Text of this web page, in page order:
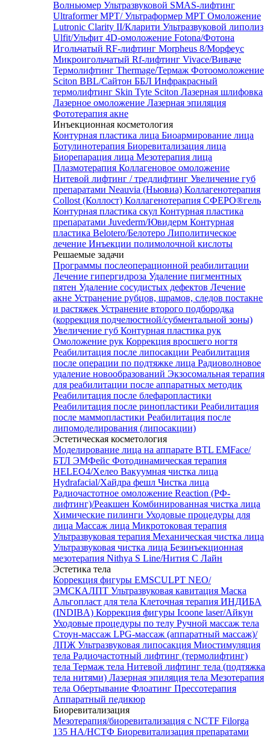
Волньюмер Ультразвуковой SMAS-лифтинг
Ultraformer MPT/ Ультраформер MPT Омоложение
Lutronic Clarity II/Кларити Ультразвуковой липолиз
Ulfit/Ульфит 4D-омоложение Fotona/Фотона
Игольчатый RF-лифтинг Morpheus 8/Морфеус
Микроигольчатый Rf-лифтинг Vivace/Виваче
Термолифтинг Thermage/Термаж Фотоомоложение
Sciton BBL/Сайтон ББЛ Инфракрасный
термолифтинг Skin Tyte Sciton Лазерная шлифовка
Лазерное омоложение Лазерная эпиляция
Фототерапия акне
Инъекционная косметология
Контурная пластика лица Биоармирование лица
Ботулинотерапия Биоревитализация лица
Биорепарация лица Мезотерапия лица
Плазмотерапия Коллагеновое омоложение
Нитевой лифтинг / тредлифтинг Увеличение губ
препаратами Neauvia (Ньювиа) Коллагенотерапия
Collost (Коллост) Коллагенотерапия СФЕРО®гель
Контурная пластика скул Контурная пластика
препаратами Juvederm/Ювидерм Контурная
пластика Belotero/Белотеро Липолитическое
лечение Инъекции полимолочной кислоты
Решаемые задачи
Программы послеоперационной реабилитации
Лечение гипергидроза Удаление пигментных
пятен Удаление сосудистых дефектов Лечение
акне Устранение рубцов, шрамов, следов постакне
и растяжек Устранение второго подбородка
(коррекция подчелюстной/субментальной зоны)
Увеличение губ Контурная пластика рук
Омоложение рук Коррекция вросшего ногтя
Реабилитация после липосакции Реабилитация
после операции по подтяжке лица Радиоволновое
удаление новообразований Экзосомальная терапия
для реабилитации после аппаратных методик
Реабилитация после блефаропластики
Реабилитация после ринопластики Реабилитация
после маммопластики Реабилитация после
липомоделирования (липосакции)
Эстетическая косметология
Моделирование лица на аппарате BTL EMFace/
БТЛ ЭМФейс Фотодинамическая терапия
HELEO4/Хелео Вакуумная чистка лица
Hydrafacial/Хайдра фешл Чистка лица
Радиочастотное омоложение Reaction (РФ-
лифтинг)/Реакшен Комбинированная чистка лица
Химические пилинги Уходовые процедуры для
лица Массаж лица Микротоковая терапия
Ультразвуковая терапия Механическая чистка лица
Ультразвуковая чистка лица Безинъекционная
мезотерапия Nithya S Line/Нития С Лайн
Эстетика тела
Коррекция фигуры EMSCULPT NEO/
ЭМСКАЛПТ Ультразвуковая кавитация Маска
Альгопласт для тела Клеточная терапия ИНДИБА
(INDIBA) Коррекция фигуры Icoone laser/Айкун
Уходовые процедуры по телу Ручной массаж тела
Стоун-массаж LPG-массаж (аппаратный массаж)/
ЛПЖ Ультразвуковая липосакция Миостимуляция
тела Радиочастотный лифтинг (термолифтинг)
тела Термаж тела Нитевой лифтинг тела (подтяжка
тела нитями) Лазерная эпиляция тела Мезотерапия
тела Обертывание Флоатинг Прессотерапия
Аппаратный педикюр
Биоревитализация
Мезотерапия/биоревитализация с NCTF Filorga
135 HA/НСТФ Биоревитализация препаратами